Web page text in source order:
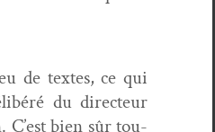
de textes, ce qui
du directeur
C’est bien sûr tou­